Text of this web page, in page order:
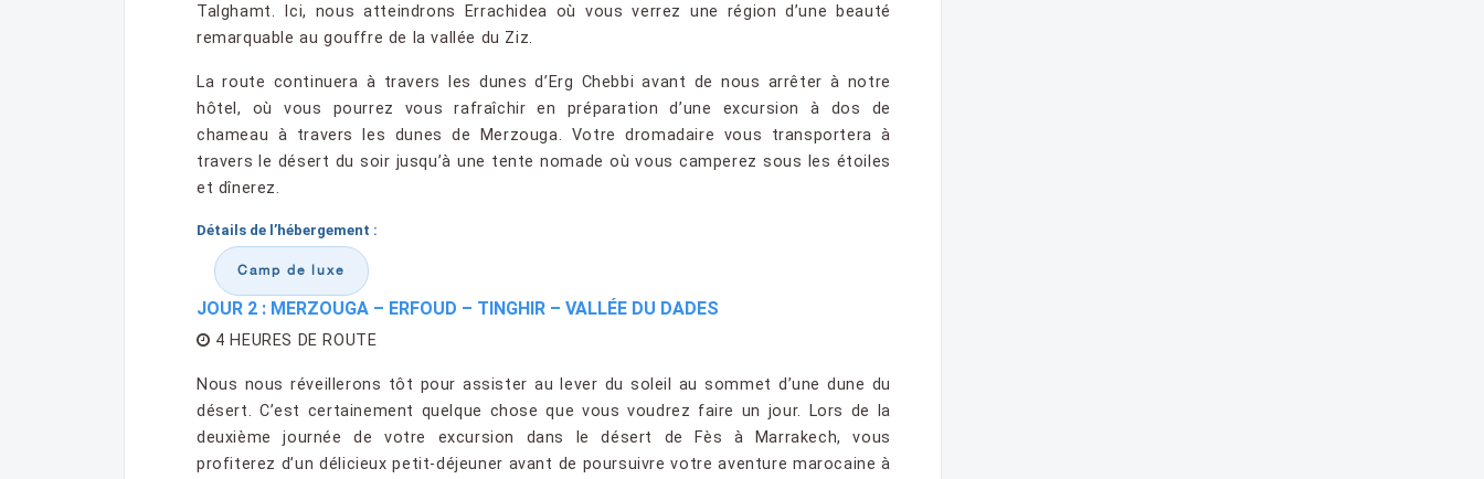
Talghamt. Ici, nous atteindrons Errachidea où vous verrez une région d’une beauté
remarquable au gouffre de la vallée du Ziz.
La route continuera à travers les dunes d’Erg Chebbi avant de nous arrêter à notre
hôtel, où vous pourrez vous rafraîchir en préparation d’une excursion à dos de
chameau à travers les dunes de Merzouga. Votre dromadaire vous transportera à
travers le désert du soir jusqu’à une tente nomade où vous camperez sous les étoiles
et dînerez.
Détails de l’hébergement :
Camp de luxe
JOUR 2 : MERZOUGA – ERFOUD – TINGHIR – VALLÉE DU DADES
4 HEURES DE ROUTE
Nous nous réveillerons tôt pour assister au lever du soleil au sommet d’une dune du
désert. C’est certainement quelque chose que vous voudrez faire un jour. Lors de la
deuxième journée de votre excursion dans le désert de Fès à Marrakech, vous
profiterez d’un délicieux petit-déjeuner avant de poursuivre votre aventure marocaine à